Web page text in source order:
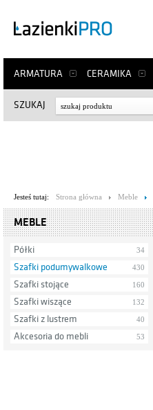
ARMATURA CERAMIKA
SZUKAJ
Jesteś tutaj: Strona główna Meble
MEBLE
Półki 34
Szafki podumywalkowe 430
Szafki stojące 160
Szafki wiszące 132
Szafki z lustrem 40
Akcesoria do mebli 53